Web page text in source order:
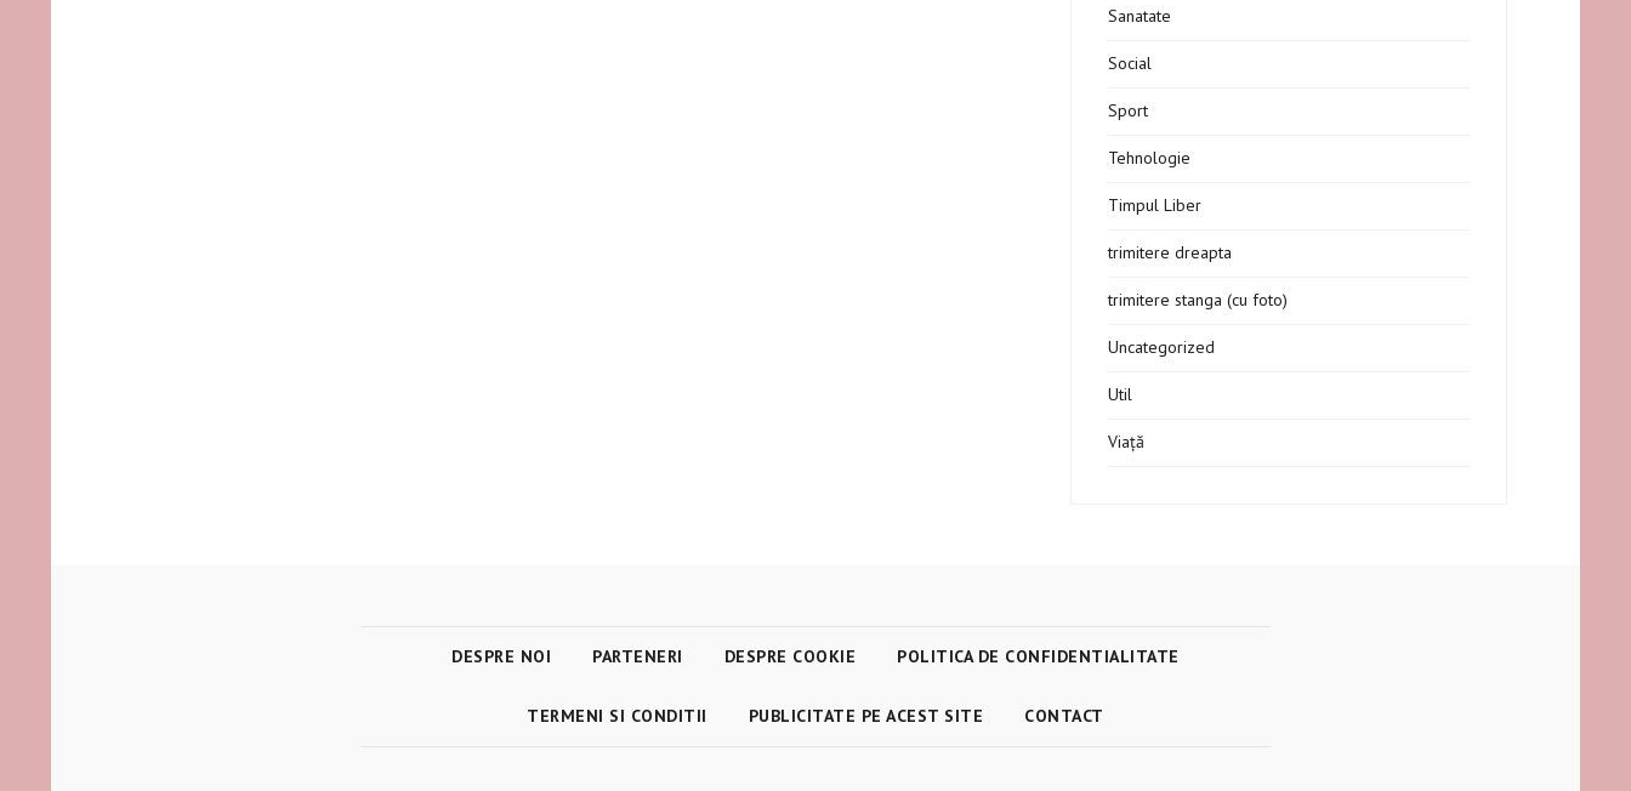
Sanatate
Social
Sport
Tehnologie
Timpul Liber
trimitere dreapta
trimitere stanga (cu foto)
Uncategorized
Util
Viață
DESPRE NOI PARTENERI DESPRE COOKIE POLITICA DE CONFIDENTIALITATE
TERMENI SI CONDITII PUBLICITATE PE ACEST SITE CONTACT